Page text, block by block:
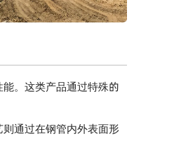
。这类产品通过特殊的
通过在钢管内外表面形